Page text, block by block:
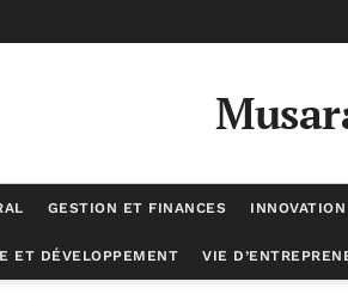
GESTION ET FINANCES
ET DÉVELOPPEMENT VIE